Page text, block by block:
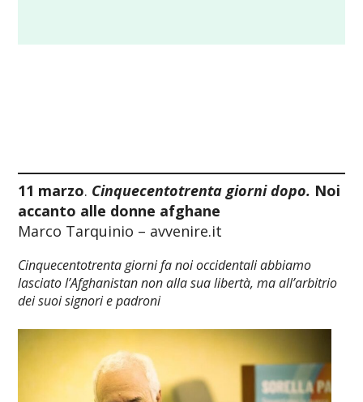
11 marzo. Cinquecentotrenta giorni dopo. Noi
accanto alle donne afghane
Marco Tarquinio – avvenire.it
Cinquecentotrenta giorni fa noi occidentali abbiamo
lasciato l’Afghanistan non alla sua libertà, ma all’arbitrio
dei suoi signori e padroni